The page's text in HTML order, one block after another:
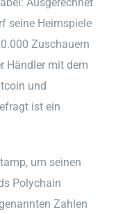
seine Heimspiele
Zuschauern
Händler mit dem
und
ist ein
um seinen
Polychain
Zahlen